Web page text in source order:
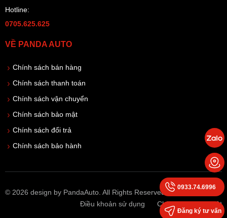
Hotline:
0705.625.625
VỀ PANDA AUTO
Chính sách bán hàng
Chính sách thanh toán
Chính sách vận chuyển
Chính sách bảo mật
Chính sách đổi trả
Chính sách bảo hành
© 2026 design by PandaAuto. All Rights Reserved
Điều khoản sử dụng
Chính sách bảo mật
0933.74.6996
Đăng ký tư vấn